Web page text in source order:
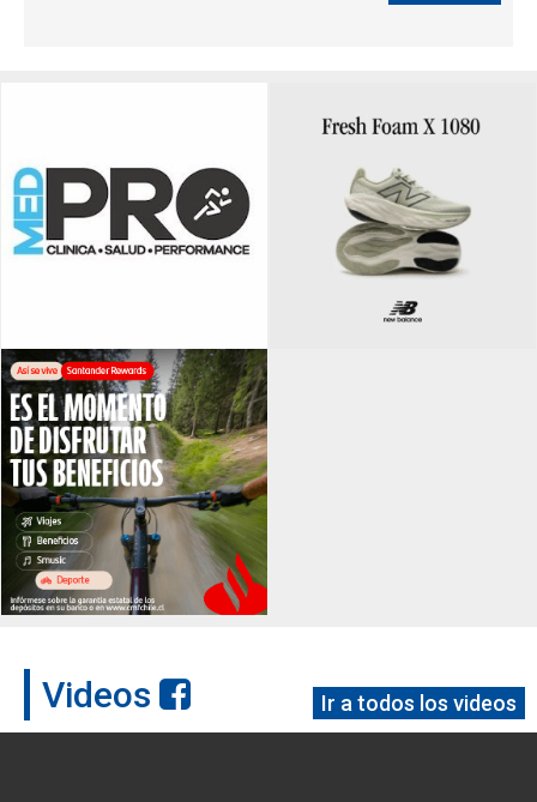
Videos Ir a todos los videos